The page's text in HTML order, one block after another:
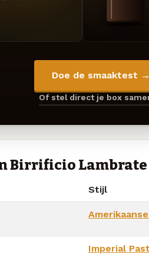
Doe de smaaktest →
Of stel direct je box
Birrificio Lambrate
Stijl
Imperial